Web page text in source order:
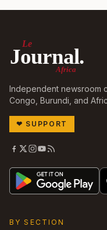
Le
Journal.
Africa
Independent newsroom
Congo, Burundi, and
❤ SUPPORT
BY SECTION